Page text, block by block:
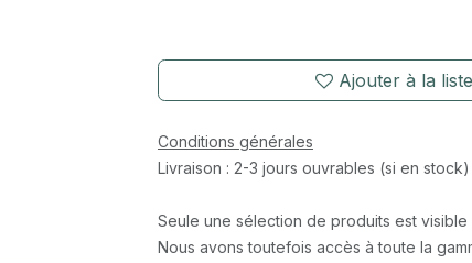
Ajouter à la
Conditions générales
Livraison : 2-3 jours ouvrables (si en stock)
Seule une sélection de produits est
Nous avons toutefois accès à toute la